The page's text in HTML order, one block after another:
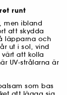
runt
men ibland
att skydda
läpparna och
ut i sol, vind
värt att kolla
UV-strålarna är
som bas